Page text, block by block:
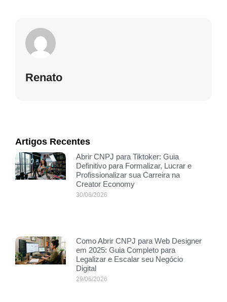
Renato
Artigos Recentes
Abrir CNPJ para Tiktoker: Guia
Definitivo para Formalizar, Lucrar e
Profissionalizar sua Carreira na
Creator Economy
30/06/2026
Como Abrir CNPJ para Web Designer
em 2025: Guia Completo para
Legalizar e Escalar seu Negócio
Digital
29/06/2026